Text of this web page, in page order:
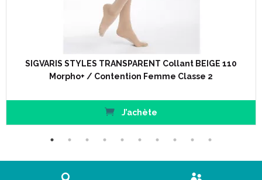
SIGVARIS STYLES TRANSPARENT Collant BEIGE 110
Morpho+ / Contention Femme Classe 2
J’achète